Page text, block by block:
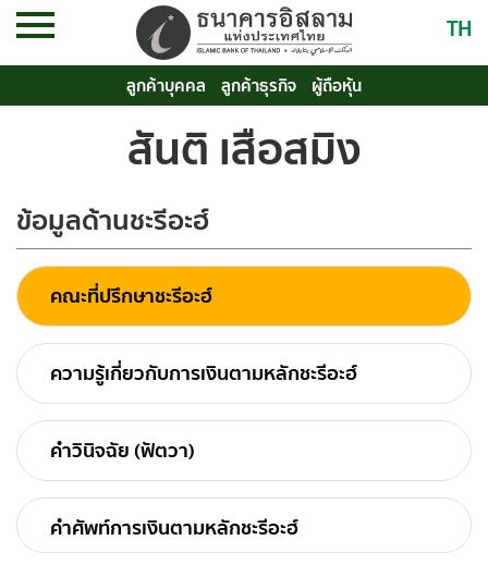
TH
ลูกค้าบุคคล ลูกค้าธุรกิจ ผู้ถือหุ้น
สันติ เสือสมิง
ข้อมูลด้านชะรีอะฮ์
คณะที่ปรึกษาชะรีอะฮ์
ความรู้เกี่ยวกับการเงินตามหลักชะรีอะฮ์
คำวินิจฉัย (ฟัตวา)
คำศัพท์การเงินตามหลักชะรีอะฮ์